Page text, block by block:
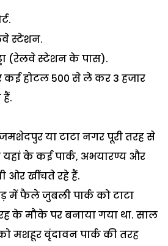
स्टेशन.
(रेलवे स्टेशन के पास).
कई होटल 500 से ले कर 3 हजार
या टाटा नगर पूरी तरह से
यहां के कई पार्क, अभयारण्य और
ओर खींचते रहे हैं.
में फैले जुबली पार्क को टाटा
के मौके पर बनाया गया था. साल
मशहूर वृंदावन पार्क की तरह